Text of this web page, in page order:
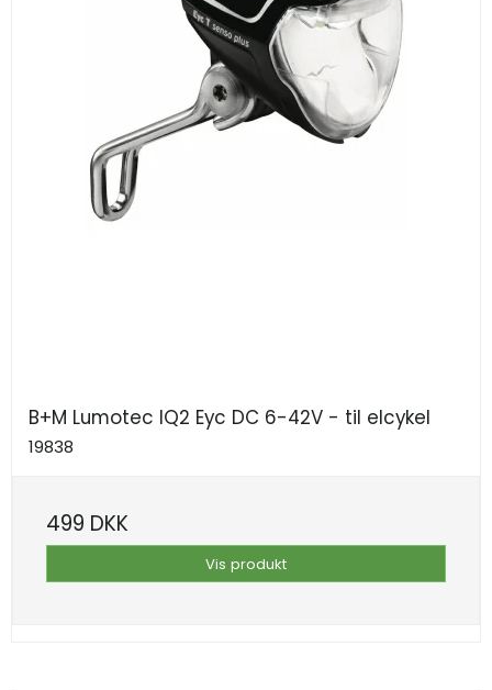
B+M Lumotec IQ2 Eyc DC 6-42V - til elcykel
19838
499 DKK
Vis produkt